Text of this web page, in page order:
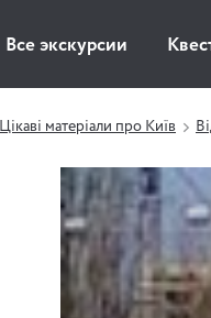
Все экскурсии
Цікаві матеріали про Київ